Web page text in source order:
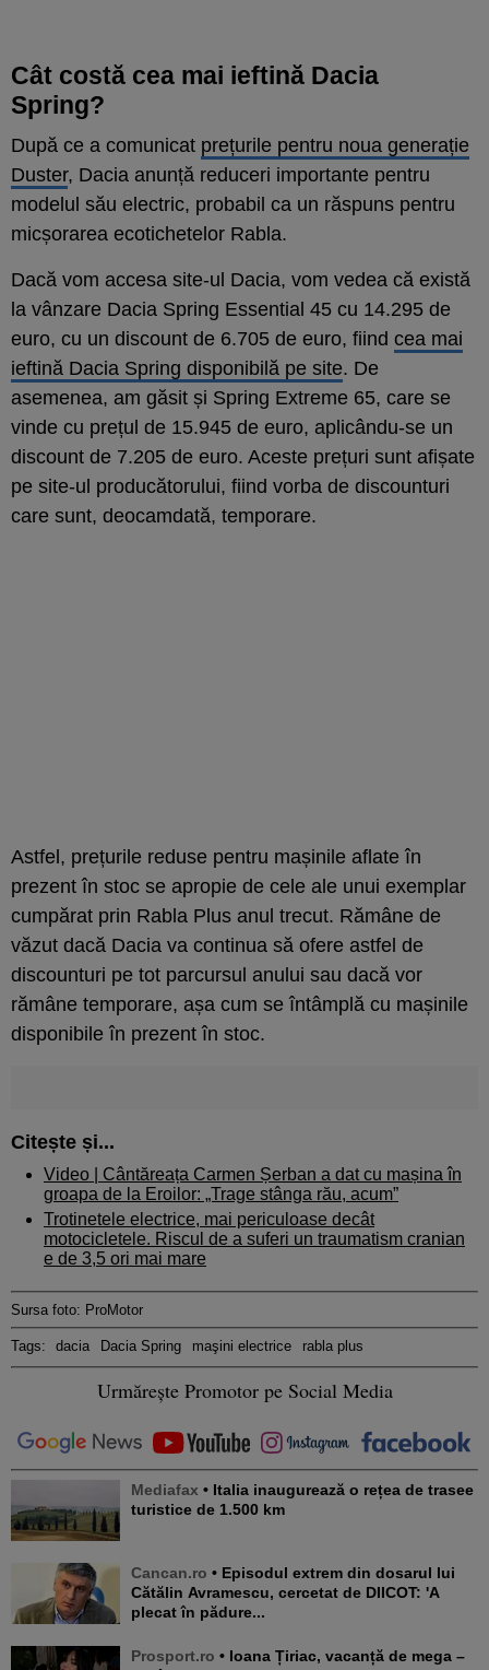
Cât costă cea mai ieftină Dacia
Spring?
După ce a comunicat prețurile pentru noua generație
Duster, Dacia anunță reduceri importante pentru
modelul său electric, probabil ca un răspuns pentru
micșorarea ecotichetelor Rabla.
Dacă vom accesa site-ul Dacia, vom vedea că există
la vânzare Dacia Spring Essential 45 cu 14.295 de
euro, cu un discount de 6.705 de euro, fiind cea mai
ieftină Dacia Spring disponibilă pe site. De
asemenea, am găsit și Spring Extreme 65, care se
vinde cu prețul de 15.945 de euro, aplicându-se un
discount de 7.205 de euro. Aceste prețuri sunt afișate
pe site-ul producătorului, fiind vorba de discounturi
care sunt, deocamdată, temporare.
Astfel, prețurile reduse pentru mașinile aflate în
prezent în stoc se apropie de cele ale unui exemplar
cumpărat prin Rabla Plus anul trecut. Rămâne de
văzut dacă Dacia va continua să ofere astfel de
discounturi pe tot parcursul anului sau dacă vor
rămâne temporare, așa cum se întâmplă cu mașinile
disponibile în prezent în stoc.
Citește și...
Video | Cântăreața Carmen Șerban a dat cu mașina în
groapa de la Eroilor: „Trage stânga rău, acum”
Trotinetele electrice, mai periculoase decât
motocicletele. Riscul de a suferi un traumatism cranian
e de 3,5 ori mai mare
Sursa foto: ProMotor
Tags: dacia Dacia Spring maşini electrice rabla plus
Urmărește Promotor pe Social Media
Mediafax • Italia inaugurează o rețea de trasee
turistice de 1.500 km
Cancan.ro • Episodul extrem din dosarul lui
Cătălin Avramescu, cercetat de DIICOT: 'A
plecat în pădure...
Prosport.ro • Ioana Țiriac, vacanță de mega –